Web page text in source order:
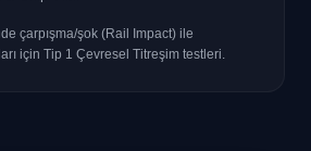
çarpışma/şok (Rail Impact) ile
için Tip 1 Çevresel Titreşim testleri.